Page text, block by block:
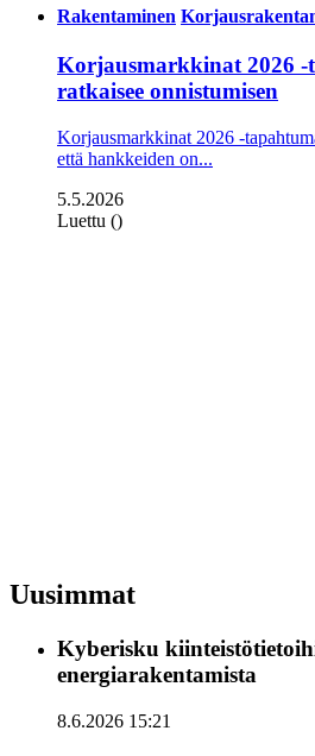
Rakentaminen
Korjausmarkkinat 2026 -
ratkaisee onnistumisen
Korjausmarkkinat 2026 -
että hankkeiden on...
5.5.2026
Luettu ()
Uusimmat
Kyberisku
energiarakentamista
8.6.2026 15:21